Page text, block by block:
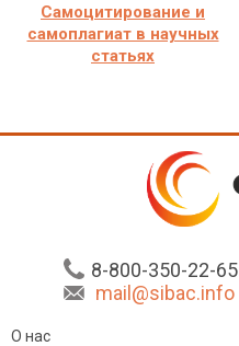
Самоцитирование и
самоплагиат в научных
статьях
8-800-350-22-65
mail@sibac.info
О нас